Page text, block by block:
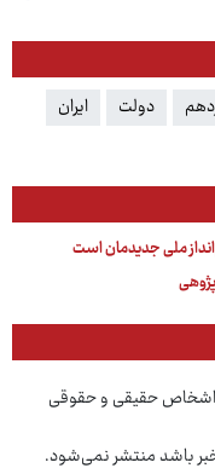
دولت
ایران
اشخاص حقیقی و حقوقی
خبر باشد منتشر نمی‌شود.